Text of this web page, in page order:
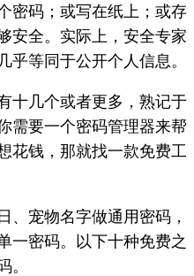
密码；或写在纸上；或存
安全。实际上，安全专家
乎等同于公开个人信息。
十几个或者更多，熟记于
需要一个密码管理器来帮
花钱，那就找一款免费工
、宠物名字做通用密码，
一密码。以下十种免费之
。